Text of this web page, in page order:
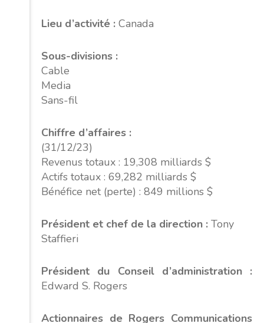
Lieu d’activité : Canada
Sous-divisions :
Cable
Media
Sans-fil
Chiffre d’affaires :
(31/12/23)
Revenus totaux : 19,308 milliards $
Actifs totaux : 69,282 milliards $
Bénéfice net (perte) : 849 millions $
Président et chef de la direction : Tony
Staffieri
Président du Conseil d’administration :
Edward S. Rogers
Actionnaires de Rogers Communications